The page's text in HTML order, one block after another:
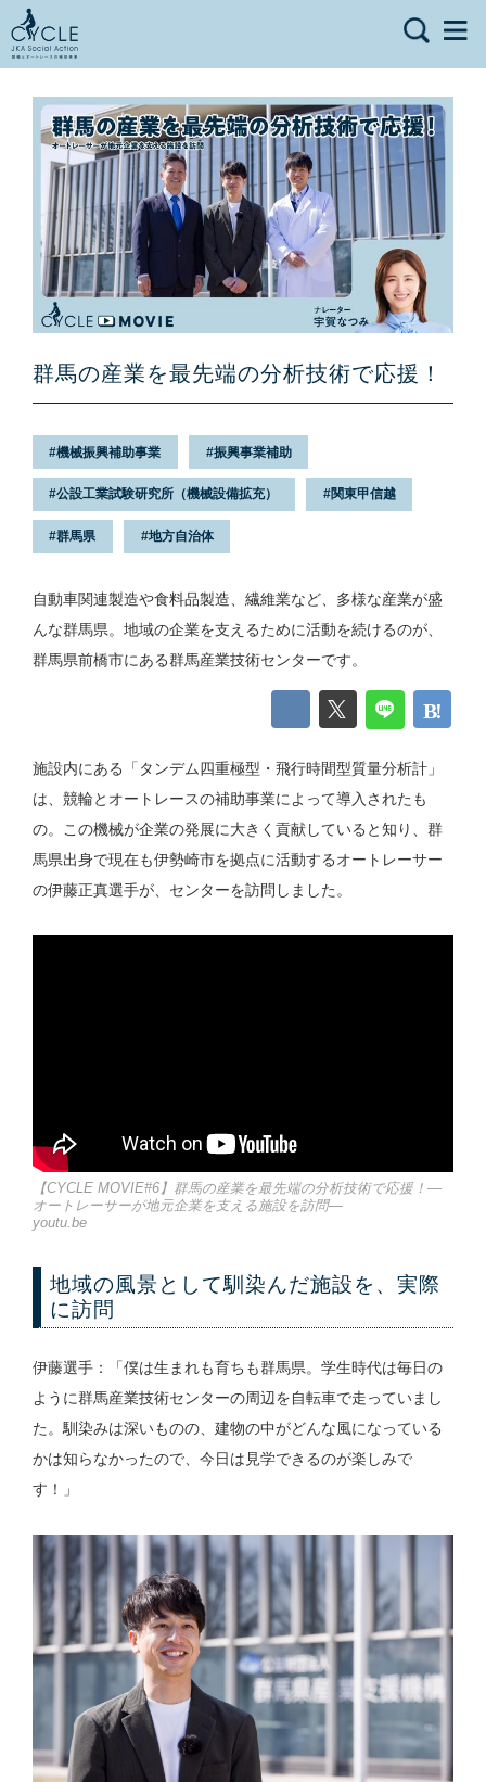
群馬の産業を最先端の分析技術で応援！
機械振興補助事業 振興事業補助
公設工業試験研究所（機械設備拡充） 関東甲信越
群馬県 地方自治体
自動車関連製造や食料品製造、繊維業など、多様な産業が盛
んな群馬県。地域の企業を支えるために活動を続けるのが、
群馬県前橋市にある群馬産業技術センターです。
施設内にある「タンデム四重極型・飛行時間型質量分析計」
は、競輪とオートレースの補助事業によって導入されたも
の。この機械が企業の発展に大きく貢献していると知り、群
馬県出身で現在も伊勢崎市を拠点に活動するオートレーサー
の伊藤正真選手が、センターを訪問しました。
【CYCLE MOVIE#6】群馬の産業を最先端の分析技術で応援！―
オートレーサーが地元企業を支える施設を訪問―
youtu.be
地域の風景として馴染んだ施設を、実際
に訪問
伊藤選手：「僕は生まれも育ちも群馬県。学生時代は毎日の
ように群馬産業技術センターの周辺を自転車で走っていまし
た。馴染みは深いものの、建物の中がどんな風になっている
かは知らなかったので、今日は見学できるのが楽しみで
す！」